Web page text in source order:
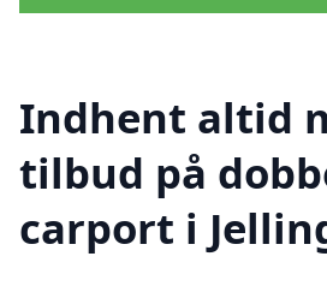
Indhent altid
tilbud på
carport i